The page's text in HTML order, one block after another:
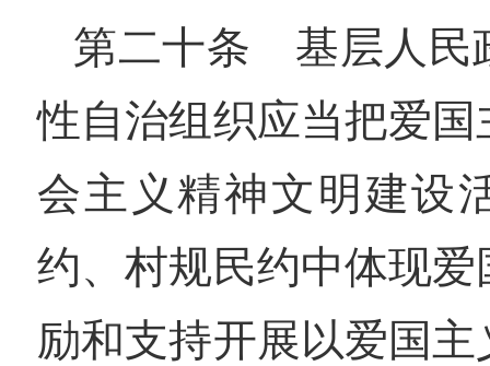
第二十条 基层人民
性自治组织应当把爱
会主义精神文明建设
约、村规民约中体现
励和支持开展以爱国